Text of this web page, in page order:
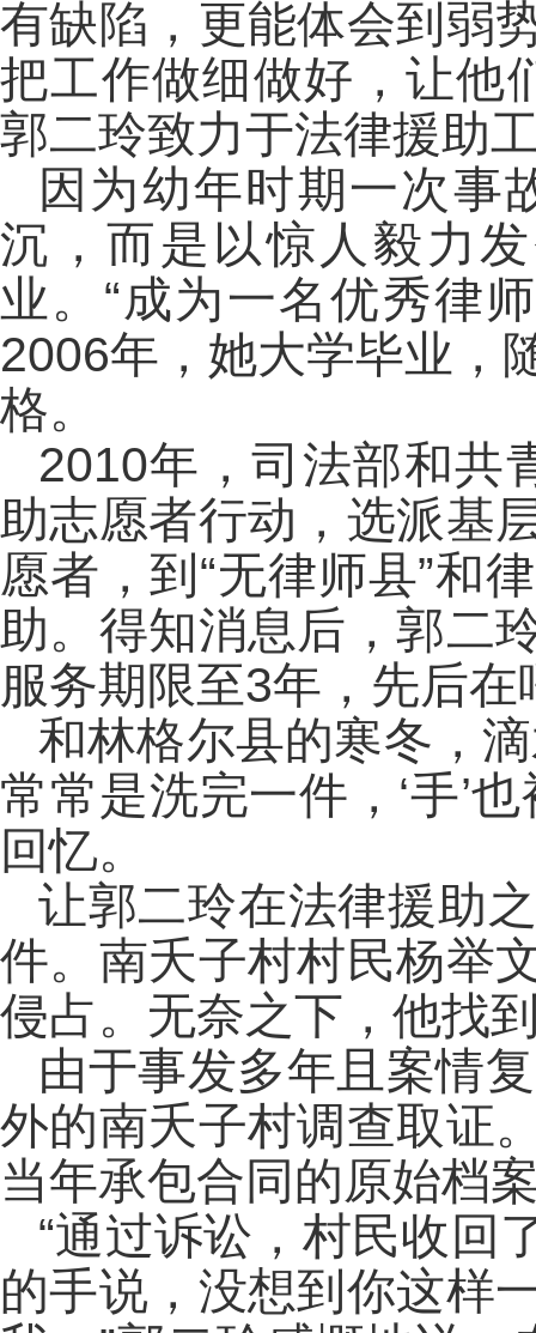
有缺陷，更能体会到弱
把工作做细做好，让他
郭二玲致力于法律援助
因为幼年时期一次事
沉，而是以惊人毅力
业。“成为一名优秀律
2006年，她大学毕业，
格。
2010年，司法部和共
助志愿者行动，选派基
愿者，到“无律师县”和
助。得知消息后，郭二
服务期限至3年，先后
和林格尔县的寒冬，
常常是洗完一件，‘手’
回忆。
让郭二玲在法律援助
件。南夭子村村民杨举
侵占。无奈之下，他找
由于事发多年且案情
外的南夭子村调查取证
当年承包合同的原始档
“通过诉讼，村民收回
的手说，没想到你这样